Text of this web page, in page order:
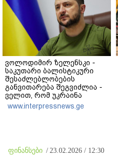
ვოლოდიმირ ზელენსკი -
საკუთარი ბალისტიკური
შესაძლებლობების
განვითარება შეგვიძლია -
ველით, რომ უკრაინა
საჭირო შედეგებს 2026–
2027 წლებში მიაღწევს
www.interpressnews.ge
ფინანსები / 23.02.2026 / 12:30